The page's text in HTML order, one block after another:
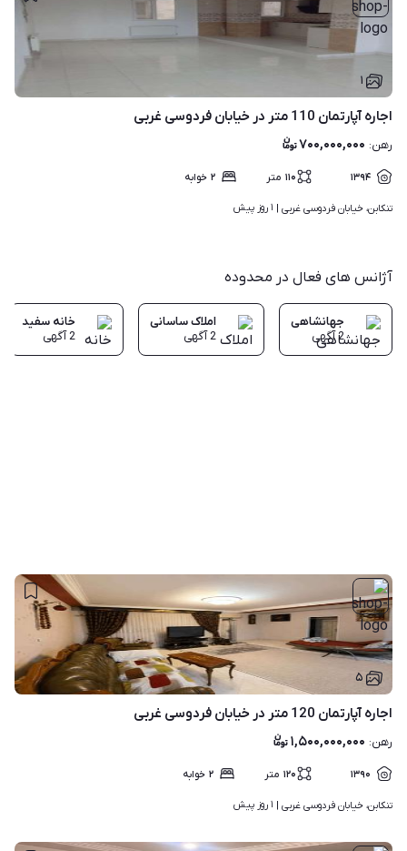
۱
اجاره آپارتمان 110 متر در خیابان فردوسی غربی
رهن: ۷۰۰,۰۰۰,۰۰۰
۱۳۹۴ ۱۱۰ متر ۲ خوابه
تنکابن، خیابان فردوسی غربی | ۱ روز پیش
آژانس های فعال در محدوده
جهانشاهی
2آگهی
املاک ساسانی
2آگهی
خانه سفید
2آگهی
۵
اجاره آپارتمان 120 متر در خیابان فردوسی غربی
رهن: ۱,۵۰۰,۰۰۰,۰۰۰
۱۳۹۰ ۱۲۰ متر ۲ خوابه
تنکابن، خیابان فردوسی غربی | ۱ روز پیش